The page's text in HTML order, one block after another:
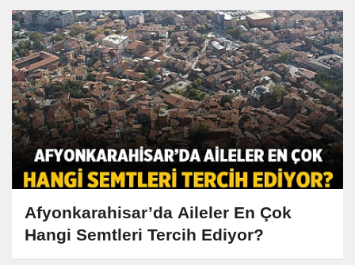
Afyonkarahisar’da Aileler En Çok
Hangi Semtleri Tercih Ediyor?